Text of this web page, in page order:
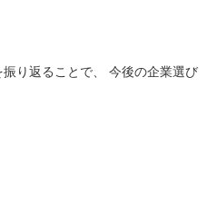
り返ることで、 今後の企業選び